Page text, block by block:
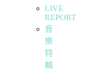
LIVE
REPORT
音
樂
特
輯